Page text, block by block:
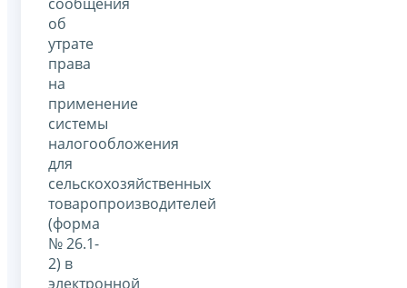
об
утрате
права
на
применение
системы
налогообложения
для
сельскохозяйственных
товаропроизводителей
(форма
№ 26.1-
2) в
электронной